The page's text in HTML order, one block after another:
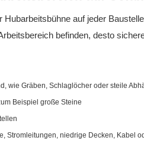
auf jeder
befinden, desto
wie Gräben, Schlaglöcher oder steile
Beispiel große Steine
Stromleitungen, niedrige Decken, Kabel